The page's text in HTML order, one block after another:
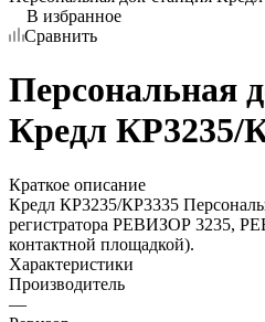
В избранное
Сравнить
Персональная
Кредл КР3235/
Краткое описание
Кредл КР3235/КР3335
регистратора РЕВИЗОР 3235,
контактной площадкой).
Характеристики
Производитель
—